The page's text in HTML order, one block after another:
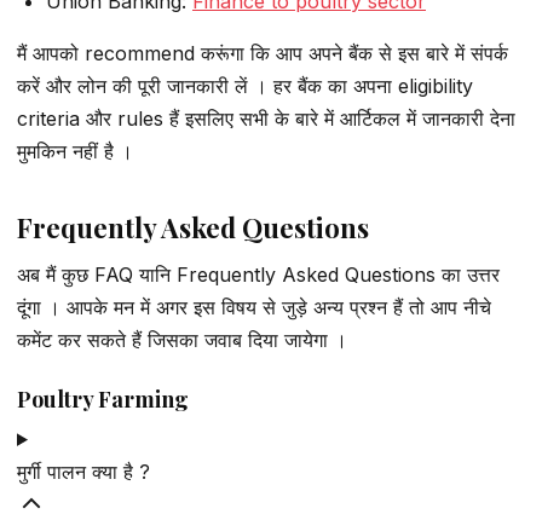
मैं आपको recommend करूंगा कि आप अपने बैंक से इस बारे में संपर्क
करें और लोन की पूरी जानकारी लें । हर बैंक का अपना eligibility
criteria और rules हैं इसलिए सभी के बारे में आर्टिकल में जानकारी देना
मुमकिन नहीं है ।
Frequently Asked Questions
अब मैं कुछ FAQ यानि Frequently Asked Questions का उत्तर
दूंगा । आपके मन में अगर इस विषय से जुड़े अन्य प्रश्न हैं तो आप नीचे
कमेंट कर सकते हैं जिसका जवाब दिया जायेगा ।
Poultry Farming
मुर्गी पालन क्या है ?